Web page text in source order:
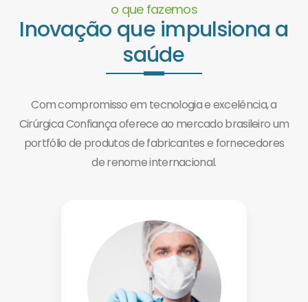
o que fazemos
Inovação que impulsiona a
saúde
Com compromisso em tecnologia e excelência, a
Cirúrgica Confiança oferece ao mercado brasileiro um
portfólio de produtos de fabricantes e fornecedores
de renome internacional.